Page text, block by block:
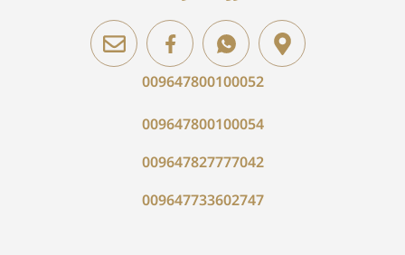
009647800100052
009647800100054
009647827777042
009647733602747